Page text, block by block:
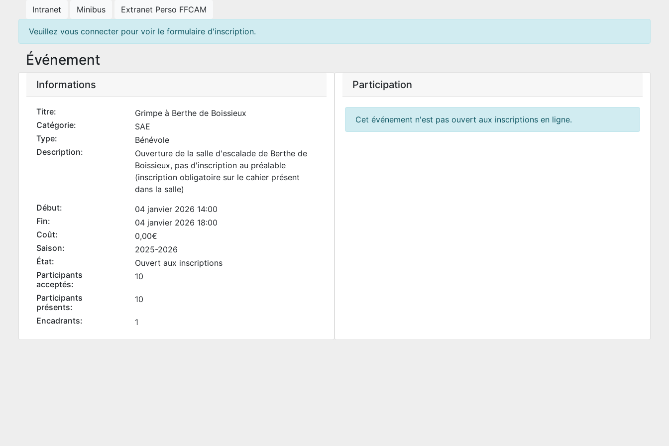
Intranet Minibus Extranet Perso FFCAM
Veuillez vous connecter pour voir le formulaire d'inscription.
Événement
Informations
Titre:
Grimpe à Berthe de Boissieux
Catégorie:
SAE
Type:
Bénévole
Description:
Ouverture de la salle d'escalade de Berthe de
Boissieux, pas d'inscription au préalable
(inscription obligatoire sur le cahier présent
dans la salle)
Début:
04 janvier 2026 14:00
Fin:
04 janvier 2026 18:00
Coût:
0,00€
Saison:
2025-2026
État:
Ouvert aux inscriptions
Participants
acceptés:
10
Participants
présents:
10
Encadrants: 1
Participation
Cet événement n'est pas ouvert aux inscriptions en ligne.